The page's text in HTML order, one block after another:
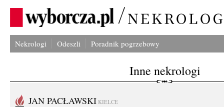
Nekrologi Odeszli Poradnik pogrzebowy
Inne nekrologi
JAN PACŁAWSKI KIELCE